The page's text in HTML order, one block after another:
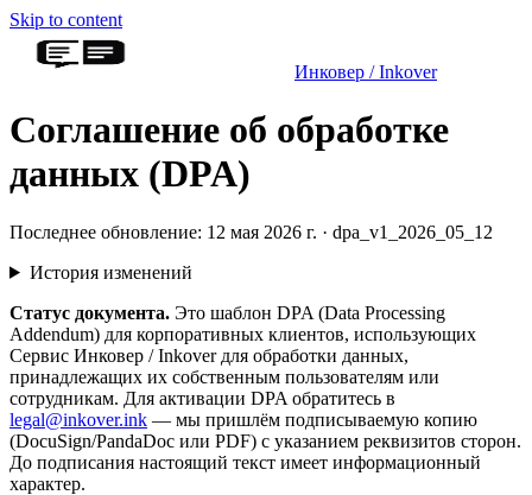
Skip to content
Инковер / Inkover
Соглашение об обработке
данных (DPA)
Последнее обновление: 12 мая 2026 г. · dpa_v1_2026_05_12
История изменений
Статус документа. Это шаблон DPA (Data Processing
Addendum) для корпоративных клиентов, использующих
Сервис Инковер / Inkover для обработки данных,
принадлежащих их собственным пользователям или
сотрудникам. Для активации DPA обратитесь в
legal@inkover.ink — мы пришлём подписываемую копию
(DocuSign/PandaDoc или PDF) с указанием реквизитов сторон.
До подписания настоящий текст имеет информационный
характер.